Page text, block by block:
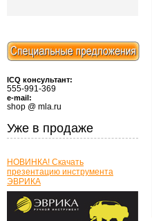
ICQ консультант:
555-991-369
e-mail:
shop @ mla.ru
Уже в продаже
НОВИНКА! Скачать
презентацию инструмента
ЭВРИКА